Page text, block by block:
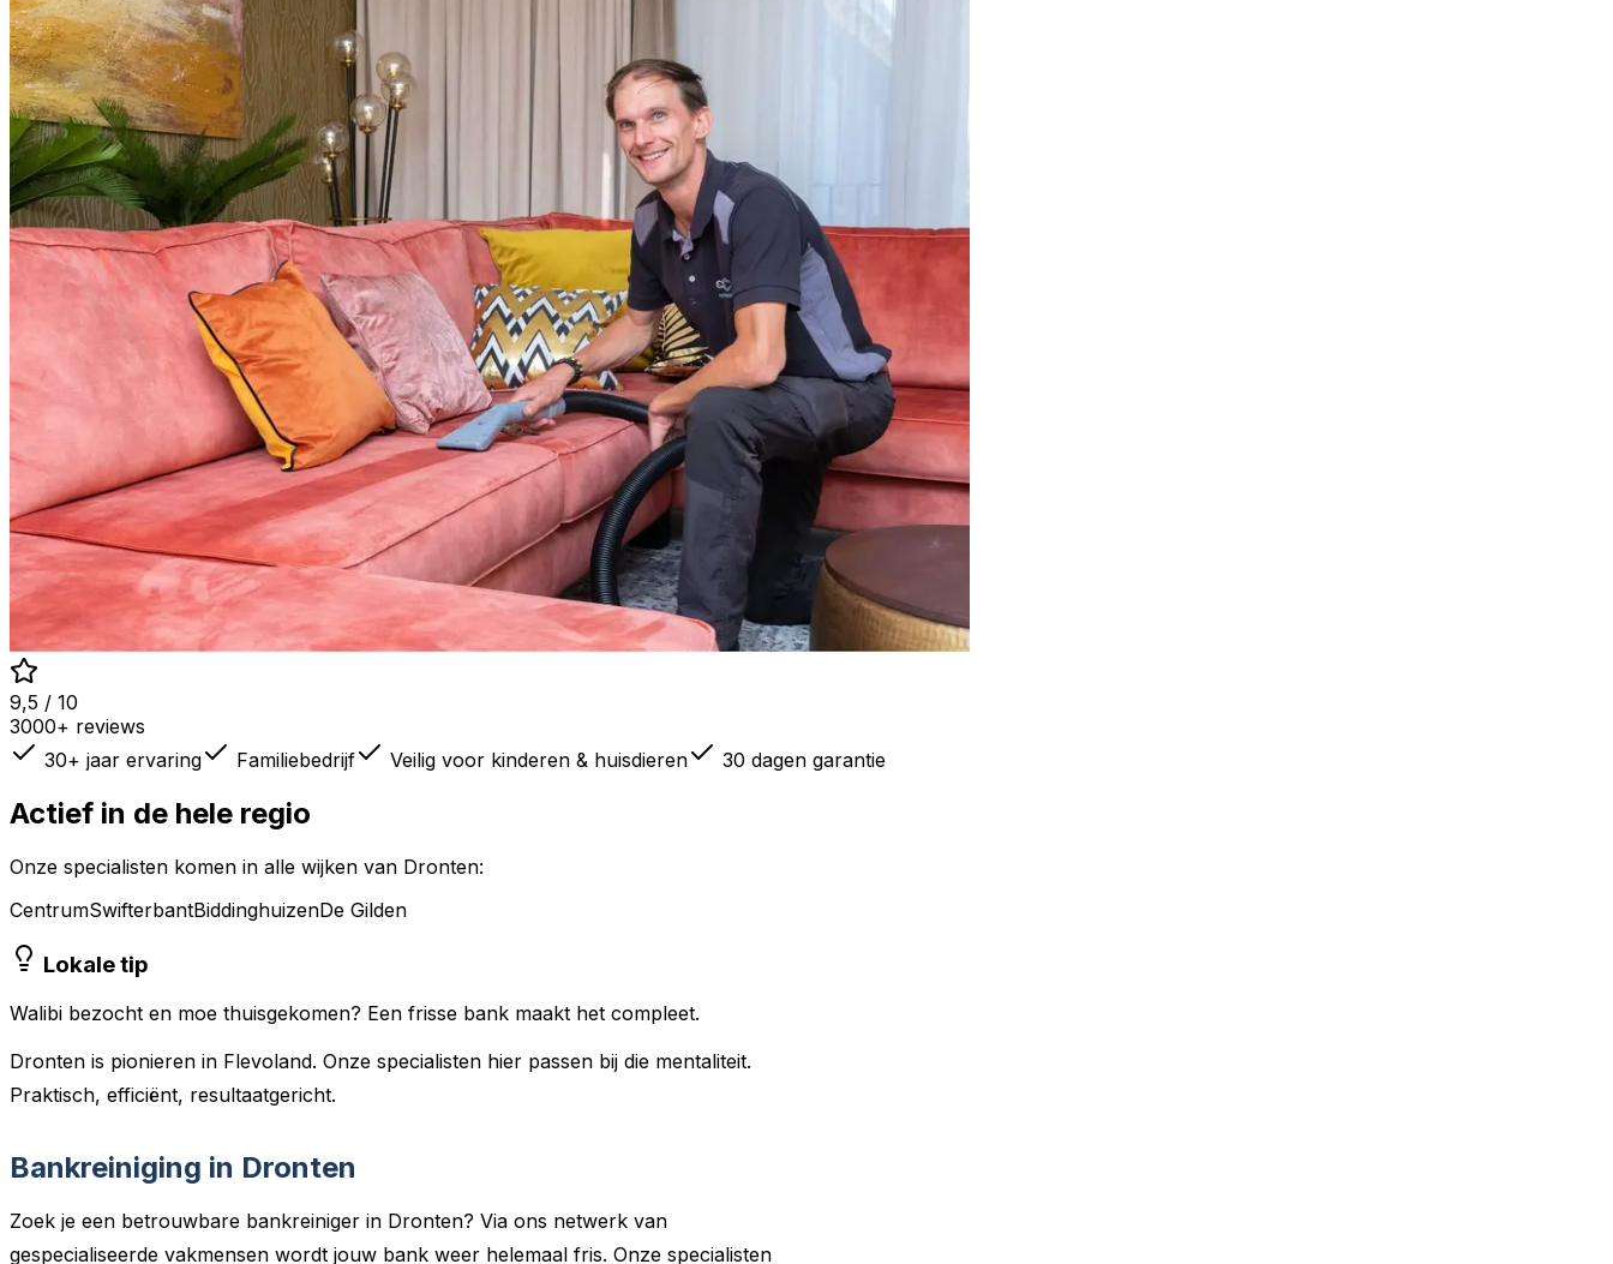
9,5 / 10
3000+ reviews
30+ jaar ervaring
Familiebedrijf Veilig voor kinderen & huisdieren 30 dagen garantie
Actief in de hele regio
Onze specialisten komen in alle wijken van Dronten:
CentrumSwifterbantBiddinghuizenDe Gilden
Lokale tip
Walibi bezocht en moe thuisgekomen? Een frisse bank maakt het compleet.
Dronten is pionieren in Flevoland. Onze specialisten hier passen bij die mentaliteit.
Praktisch, efficiënt, resultaatgericht.
Bankreiniging in Dronten
Zoek je een betrouwbare bankreiniger in Dronten? Via ons netwerk van
gespecialiseerde vakmensen wordt jouw bank weer helemaal fris. Onze specialisten